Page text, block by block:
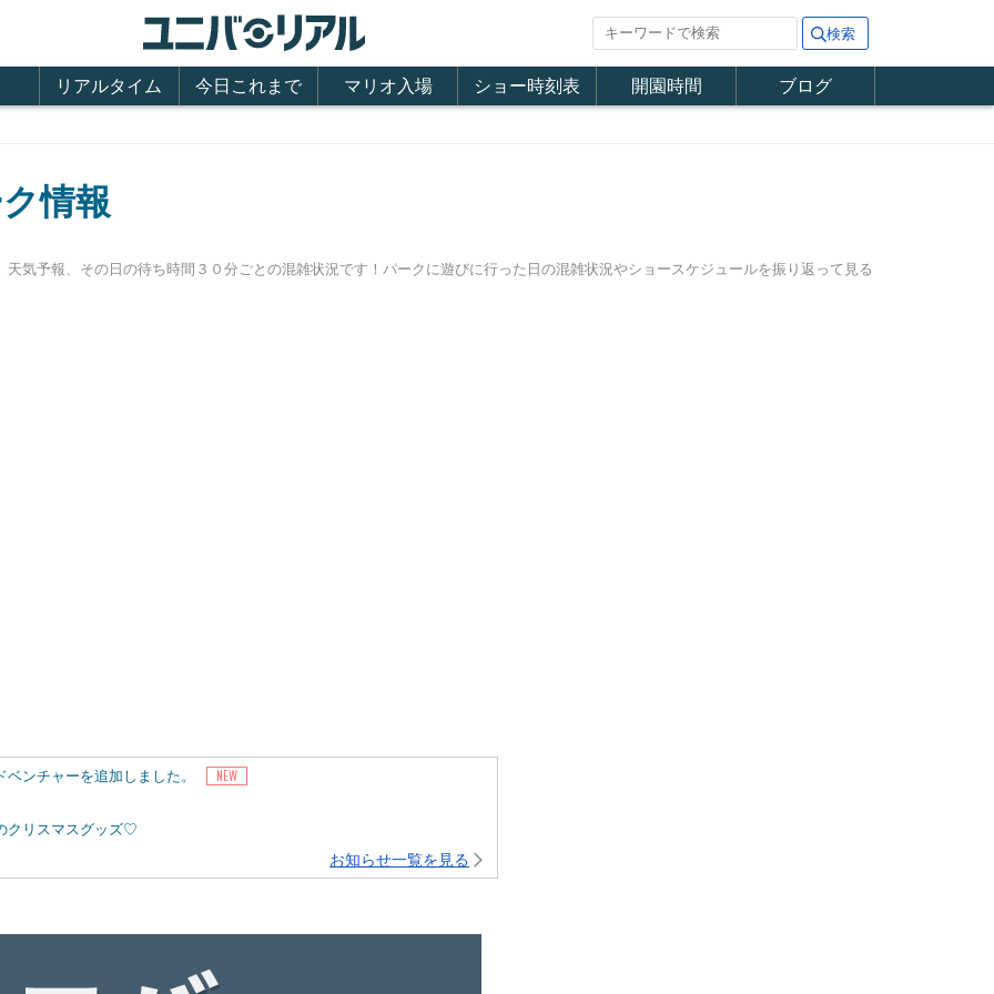
リアルタイム 今日これまで マリオ入場 ショー時刻表 開園時間 ブログ
情報
気予報、その日の待ち時間３０分ごとの混雑状況です！パークに遊びに行った日の混雑状況やショースケジュールを振り返って見る
ンチャーを追加しました。
クリスマスグッズ♡
お知らせ一覧を見る